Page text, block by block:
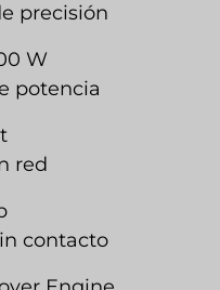
precisión
W
potencia
red
contacto